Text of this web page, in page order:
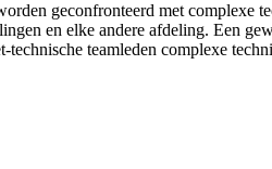
geconfronteerd met complexe
en elke andere afdeling. Een
teamleden complexe